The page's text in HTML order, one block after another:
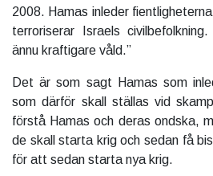
2008. Hamas inleder
terroriserar Israels
ännu kraftigare våld.”
Det är som sagt Hamas som
som därför skall ställas vid
förstå Hamas och deras ondska,
de skall starta krig och sedan få
för att sedan starta nya krig.